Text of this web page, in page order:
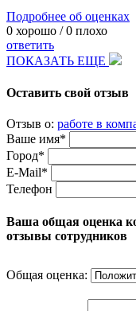
Подробнее об оценках
0 хорошо /0 плохо
ответить
ПОКАЗАТЬ ЕЩЕ
Оставить свой отзыв
Отзыв о: работе в
Ваше имя*
Город*
E-Mail*
Телефон
Ваша общая оценка
отзывы сотрудников
Общая оценка: